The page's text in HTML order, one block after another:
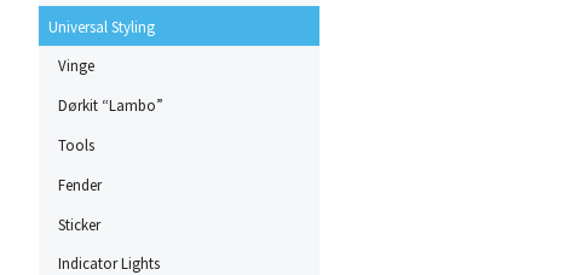
Universal Styling
Vinge
Dørkit “Lambo”
Tools
Fender
Sticker
Indicator Lights